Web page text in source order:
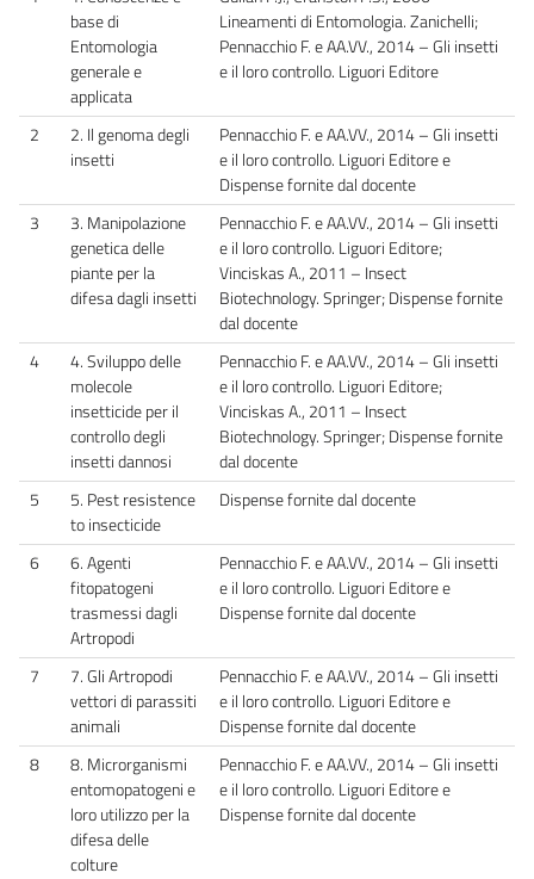
base di
Entomologia
generale e
applicata
Lineamenti di Entomologia. Zanichelli;
Pennacchio F. e AA.VV., 2014 – Gli insetti
e il loro controllo. Liguori Editore
2
2. Il genoma degli
insetti
Pennacchio F. e AA.VV., 2014 – Gli insetti
e il loro controllo. Liguori Editore e
Dispense fornite dal docente
3
3. Manipolazione
genetica delle
piante per la
difesa dagli insetti
Pennacchio F. e AA.VV., 2014 – Gli insetti
e il loro controllo. Liguori Editore;
Vinciskas A., 2011 – Insect
Biotechnology. Springer; Dispense fornite
dal docente
4
4. Sviluppo delle
molecole
insetticide per il
controllo degli
insetti dannosi
Pennacchio F. e AA.VV., 2014 – Gli insetti
e il loro controllo. Liguori Editore;
Vinciskas A., 2011 – Insect
Biotechnology. Springer; Dispense fornite
dal docente
5
5. Pest resistence
to insecticide
Dispense fornite dal docente
6
6. Agenti
fitopatogeni
trasmessi dagli
Artropodi
Pennacchio F. e AA.VV., 2014 – Gli insetti
e il loro controllo. Liguori Editore e
Dispense fornite dal docente
7
7. Gli Artropodi
vettori di parassiti
animali
Pennacchio F. e AA.VV., 2014 – Gli insetti
e il loro controllo. Liguori Editore e
Dispense fornite dal docente
8
8. Microrganismi
entomopatogeni e
loro utilizzo per la
difesa delle
colture
Pennacchio F. e AA.VV., 2014 – Gli insetti
e il loro controllo. Liguori Editore e
Dispense fornite dal docente